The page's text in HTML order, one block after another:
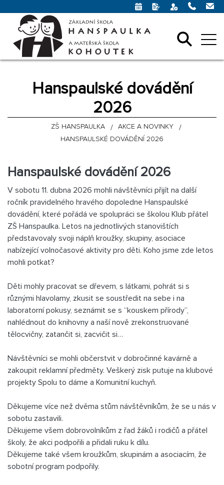
Hanspaulské dovádění
2026
ZŠ HANSPAULKA
AKCE A NOVINKY
HANSPAULSKÉ DOVÁDĚNÍ 2026
Hanspaulské dovádění 2026
V sobotu 11. dubna 2026 mohli návštěvníci přijít na další
ročník pravidelného hravého dopoledne Hanspaulské
dovádění, které pořádá ve spolupráci se školou Klub přátel
ZŠ Hanspaulka. Letos na jednotlivých stanovištích
představovaly svoji náplň kroužky, skupiny, asociace
nabízející volnočasové aktivity pro děti. Koho jsme zde letos
mohli potkat?
Děti mohly pracovat se dřevem, s látkami, pohrát si s
různými hlavolamy, zkusit se soustředit na sebe i na
laboratorní pokusy, seznámit se s “kouskem přírody”,
nahlédnout do knihovny a naší nově zrekonstruované
tělocvičny, zatančit si, zacvičit si…
Návštěvníci se mohli občerstvit v dobročinné kavárně a
zakoupit reklamní předměty. Veškerý zisk putuje na klubové
projekty Spolu to dáme a Komunitní kuchyň.
Děkujeme více než dvěma stům návštěvníkům, že se u nás v
sobotu zastavili.
Děkujeme všem dobrovolníkům z řad žáků i rodičů a přátel
školy, že akci podpořili a přidali ruku k dílu.
Děkujeme také všem kroužkům, skupinám a asociacím, že
sobotní program podpořily.